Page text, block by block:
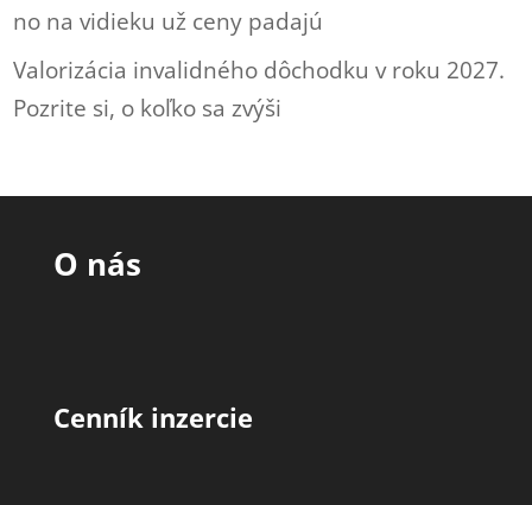
no na vidieku už ceny padajú
Valorizácia invalidného dôchodku v roku 2027.
Pozrite si, o koľko sa zvýši
O nás
Cenník inzercie